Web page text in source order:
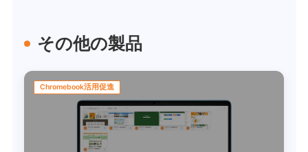
その他の製品
Chromebook活用促進